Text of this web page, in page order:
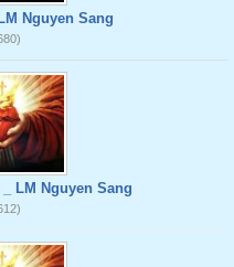
Nguyen Sang
LM Nguyen Sang